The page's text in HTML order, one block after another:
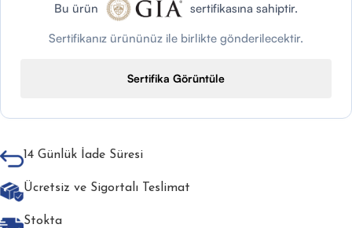
Bu ürün
sertifikasına sahiptir.
Sertifikanız ürününüz ile birlikte gönderilecektir.
Sertifika Görüntüle
14 Günlük İade Süresi
Ücretsiz ve Sigortalı Teslimat
Stokta